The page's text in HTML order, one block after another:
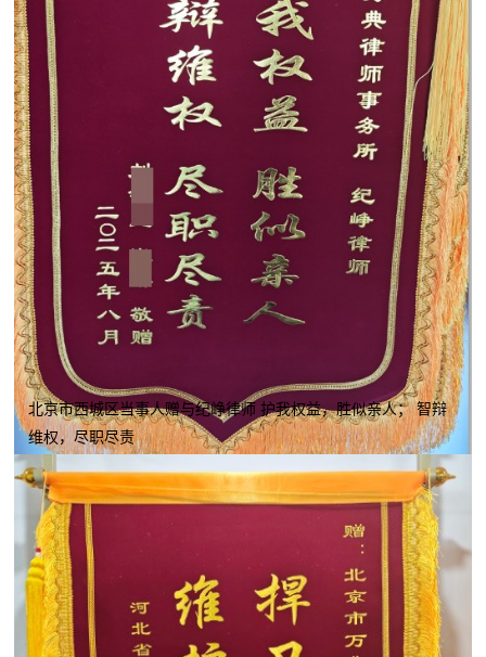
北京市西城区当事人赠与纪峥律师 护我权益，胜似亲人； 智辩
维权，尽职尽责